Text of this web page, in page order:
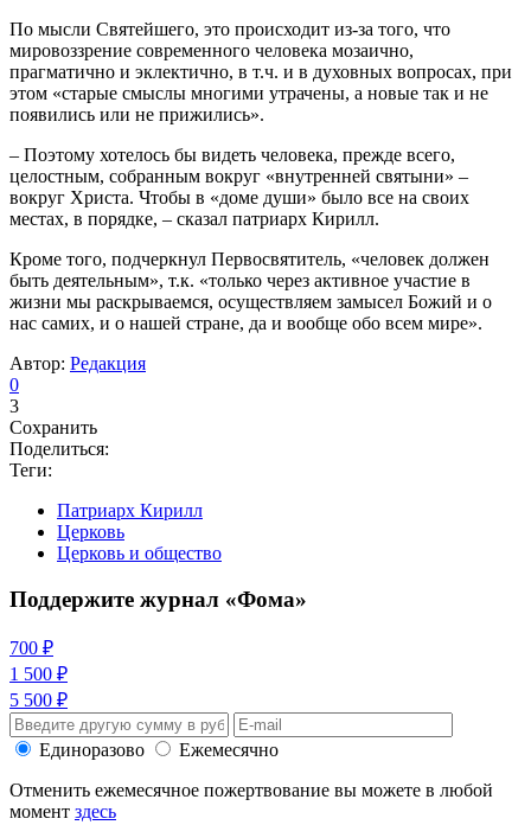
По мысли Святейшего, это происходит из-за того, что
мировоззрение современного человека мозаично,
прагматично и эклектично, в т.ч. и в духовных вопросах, при
этом «старые смыслы многими утрачены, а новые так и не
появились или не прижились».
– Поэтому хотелось бы видеть человека, прежде всего,
целостным, собранным вокруг «внутренней святыни» –
вокруг Христа. Чтобы в «доме души» было все на своих
местах, в порядке, – сказал патриарх Кирилл.
Кроме того, подчеркнул Первосвятитель, «человек должен
быть деятельным», т.к. «только через активное участие в
жизни мы раскрываемся, осуществляем замысел Божий и о
нас самих, и о нашей стране, да и вообще обо всем мире».
Автор: Редакция
0
3
Сохранить
Поделиться:
Теги:
Патриарх Кирилл
Церковь
Церковь и общество
Поддержите журнал «Фома»
700 ₽
1 500 ₽
5 500 ₽
Единоразово
Ежемесячно
Отменить ежемесячное пожертвование вы можете в любой
момент здесь